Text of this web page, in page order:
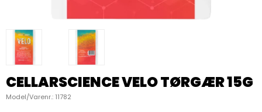
CELLARSCIENCE VELO TØRGÆR 15G
Model/Varenr.: 11782